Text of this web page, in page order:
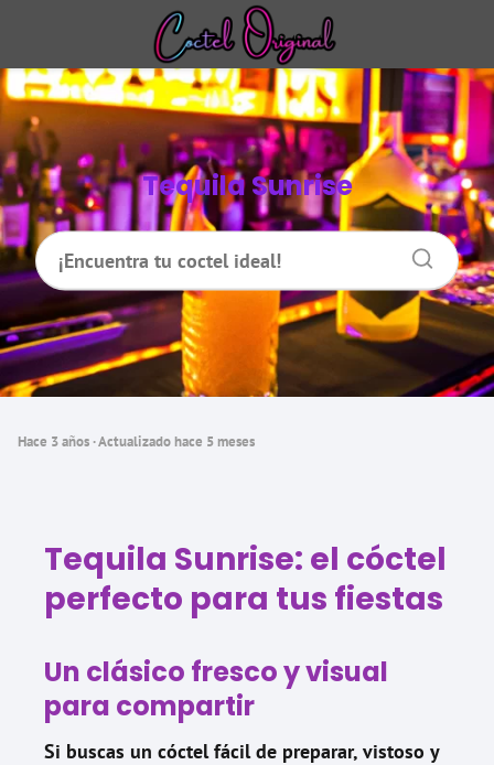
Tequila Sunrise
hace 3 años· Actualizado hace 5 meses
Tequila Sunrise: el cóctel
perfecto para tus fiestas
Un clásico fresco y visual
para compartir
Si buscas un cóctel fácil de preparar, vistoso y